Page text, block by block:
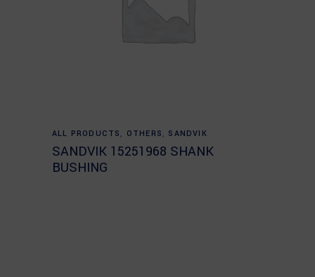
Read more
ALL PRODUCTS , OTHERS , SANDVIK
SANDVIK 15251968 SHANK
BUSHING